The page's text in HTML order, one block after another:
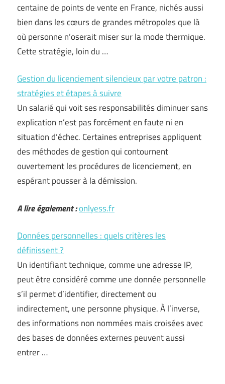
centaine de points de vente en France, nichés aussi
bien dans les cœurs de grandes métropoles que là
où personne n’oserait miser sur la mode thermique.
Cette stratégie, loin du …
Gestion du licenciement silencieux par votre patron :
stratégies et étapes à suivre
Un salarié qui voit ses responsabilités diminuer sans
explication n’est pas forcément en faute ni en
situation d’échec. Certaines entreprises appliquent
des méthodes de gestion qui contournent
ouvertement les procédures de licenciement, en
espérant pousser à la démission.
A lire également :onlyess.fr
Données personnelles : quels critères les
définissent ?
Un identifiant technique, comme une adresse IP,
peut être considéré comme une donnée personnelle
s’il permet d’identifier, directement ou
indirectement, une personne physique. À l’inverse,
des informations non nommées mais croisées avec
des bases de données externes peuvent aussi
entrer …